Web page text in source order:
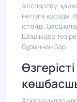
жоспарлау,
негізге қосады.
істейді.
Шешімдер